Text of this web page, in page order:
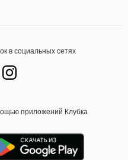
в социальных сетях
приложений Клубка